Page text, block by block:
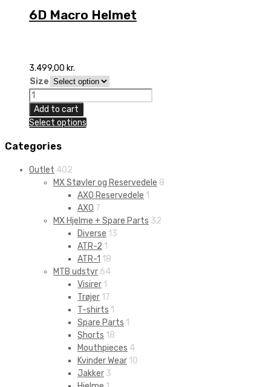
6D Macro Helmet
3.499,00 kr.
Size
6D
Macro
Helmet
Add to cart
Select options
Categories
Outlet 402
MX Støvler og Reservedele 8
AXO Reservedele 1
AXO 7
MX Hjelme + Spare Parts 32
Diverse 13
ATR-2 1
ATR-1 18
MTB udstyr 64
Visirer 1
Trøjer 17
T-shirts 1
Spare Parts 1
Shorts 18
Mouthpieces 4
Kvinder Wear 10
Jakker 3